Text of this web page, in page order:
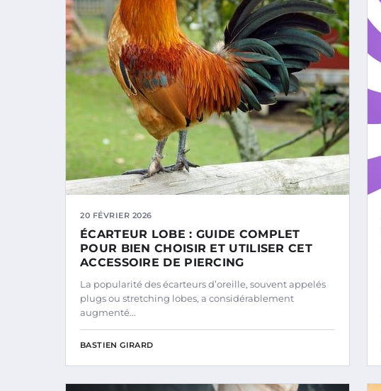
20 FÉVRIER 2026
ÉCARTEUR LOBE : GUIDE COMPLET
POUR BIEN CHOISIR ET UTILISER CET
ACCESSOIRE DE PIERCING
La popularité des écarteurs d’oreille, souvent appelés
plugs ou stretching lobes, a considérablement
augmenté…
BASTIEN GIRARD